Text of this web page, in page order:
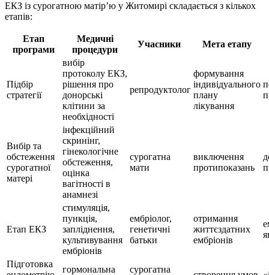
ЕКЗ із сурогатною матір’ю у Житомирі складається з кількох
етапів:
Етап
програми
Медичні
процедури
Учасники Мета етапу
Підбір
стратегії
вибір
протоколу ЕКЗ,
рішення про
донорські
клітини за
необхідності
репродуктолог
формування
індивідуального
плану
лікування
Вибір та
обстеження
сурогатної
матері
інфекційний
скринінг,
гінекологічне
обстеження,
оцінка
вагітності в
анамнезі
сурогатна
мати
виключення
протипоказань
Етап ЕКЗ
стимуляція,
пункція,
запліднення,
культивування
ембріонів
ембріолог,
генетичні
батьки
отримання
життєздатних
ембріонів
Підготовка
гормональна сурогатна